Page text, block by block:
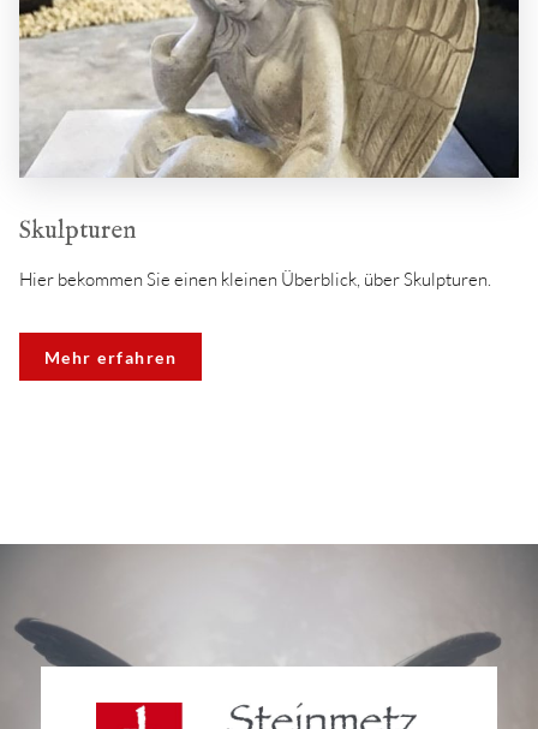
Skulpturen
Hier bekommen Sie einen kleinen Überblick, über Skulpturen.
Mehr erfahren